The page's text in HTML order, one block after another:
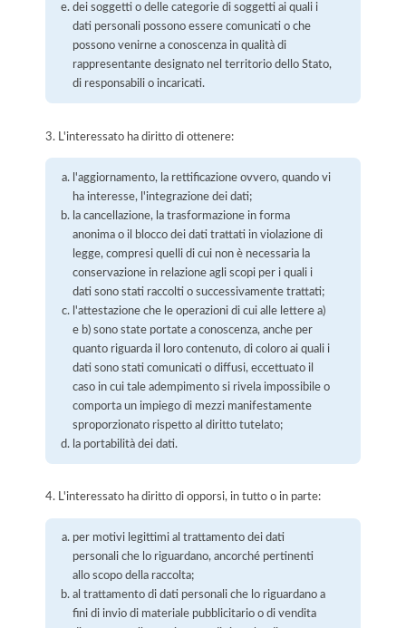
dei soggetti o delle categorie di soggetti ai quali i
dati personali possono essere comunicati o che
possono venirne a conoscenza in qualità di
rappresentante designato nel territorio dello Stato,
di responsabili o incaricati.
3. L'interessato ha diritto di ottenere:
l'aggiornamento, la rettificazione ovvero, quando vi
ha interesse, l'integrazione dei dati;
la cancellazione, la trasformazione in forma
anonima o il blocco dei dati trattati in violazione di
legge, compresi quelli di cui non è necessaria la
conservazione in relazione agli scopi per i quali i
dati sono stati raccolti o successivamente trattati;
l'attestazione che le operazioni di cui alle lettere a)
e b) sono state portate a conoscenza, anche per
quanto riguarda il loro contenuto, di coloro ai quali i
dati sono stati comunicati o diffusi, eccettuato il
caso in cui tale adempimento si rivela impossibile o
comporta un impiego di mezzi manifestamente
sproporzionato rispetto al diritto tutelato;
la portabilità dei dati.
4. L'interessato ha diritto di opporsi, in tutto o in parte:
per motivi legittimi al trattamento dei dati
personali che lo riguardano, ancorché pertinenti
allo scopo della raccolta;
al trattamento di dati personali che lo riguardano a
fini di invio di materiale pubblicitario o di vendita